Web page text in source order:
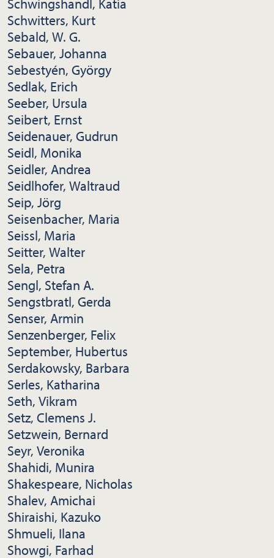
Schwingshandl, Katia
Schwitters, Kurt
Sebald, W. G.
Sebauer, Johanna
Sebestyén, György
Sedlak, Erich
Seeber, Ursula
Seibert, Ernst
Seidenauer, Gudrun
Seidl, Monika
Seidler, Andrea
Seidlhofer, Waltraud
Seip, Jörg
Seisenbacher, Maria
Seissl, Maria
Seitter, Walter
Sela, Petra
Sengl, Stefan A.
Sengstbratl, Gerda
Senser, Armin
Senzenberger, Felix
September, Hubertus
Serdakowsky, Barbara
Serles, Katharina
Seth, Vikram
Setz, Clemens J.
Setzwein, Bernard
Seyr, Veronika
Shahidi, Munira
Shakespeare, Nicholas
Shalev, Amichai
Shiraishi, Kazuko
Shmueli, Ilana
Showgi, Farhad